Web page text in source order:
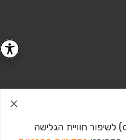
אנחנו משתמשים בעוגיות (cookies) לשיפור חוויית הגלישה